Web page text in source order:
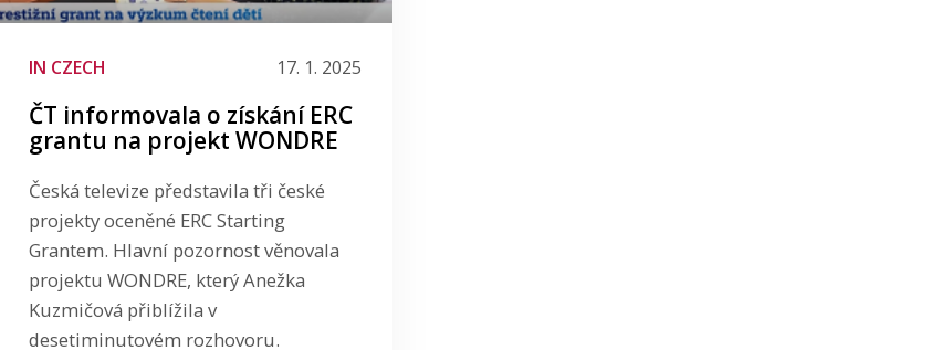
IN CZECH 17. 1. 2025
ČT informovala o získání ERC
grantu na projekt WONDRE
Česká televize představila tři české
projekty oceněné ERC Starting
Grantem. Hlavní pozornost věnovala
projektu WONDRE, který Anežka
Kuzmičová přiblížila v
desetiminutovém rozhovoru.